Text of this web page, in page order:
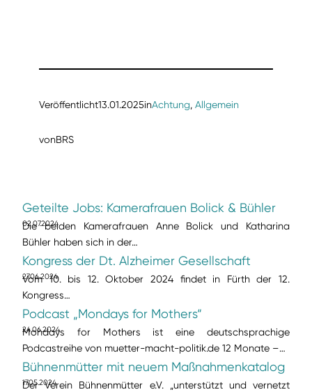
Veröffentlicht13.01.2025inAchtung, Allgemein
vonBRS
Geteilte Jobs: Kamerafrauen Bolick & Bühler
02.07.2024
Die beiden Kamerafrauen Anne Bolick und Katharina
Bühler haben sich in der…
Kongress der Dt. Alzheimer Gesellschaft
27.06.2024
Vom 10. bis 12. Oktober 2024 findet in Fürth der 12.
Kongress…
Podcast „Mondays for Mothers“
24.06.2024
Mondays for Mothers ist eine deutschsprachige
Podcastreihe von muetter-macht-politik.de 12 Monate –…
Bühnenmütter mit neuem Maßnahmenkatalog
17.05.2024
Der Verein Bühnenmütter e.V. „unterstützt und vernetzt